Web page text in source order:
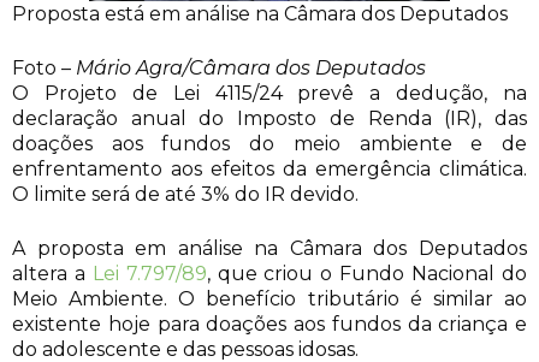
Proposta está em análise na Câmara dos Deputados
Foto – Mário Agra/Câmara dos Deputados
O Projeto de Lei 4115/24 prevê a dedução, na
declaração anual do Imposto de Renda (IR), das
doações aos fundos do meio ambiente e de
enfrentamento aos efeitos da emergência climática.
O limite será de até 3% do IR devido.
A proposta em análise na Câmara dos Deputados
altera a Lei 7.797/89, que criou o Fundo Nacional do
Meio Ambiente. O benefício tributário é similar ao
existente hoje para doações aos fundos da criança e
do adolescente e das pessoas idosas.